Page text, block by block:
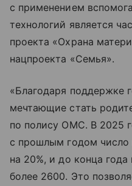
с применением
технологий является
проекта «Охрана
нацпроекта «Семья».
«Благодаря поддержке
мечтающие стать
по полису ОМС. В 2025
с прошлым годом число
на 20%, и до конца
более 2600. Это